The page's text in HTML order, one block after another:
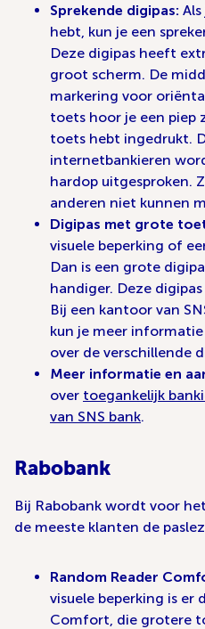
Sprekende digipas:
hebt, kun je een
Deze digipas heeft
groot scherm. De
markering voor
toets hoor je een piep
toets hebt ingedrukt.
internetbankieren
hardop uitgesproken.
anderen niet kunnen
Digipas met grote
visuele beperking of
Dan is een grote
handiger. Deze
Bij een kantoor van
kun je meer informatie
over de verschillende
Meer informatie en
over toegankelijk
van SNS bank.
Rabobank
Bij Rabobank wordt voor
de meeste klanten de
Random Reader
visuele beperking is er
Comfort, die grotere